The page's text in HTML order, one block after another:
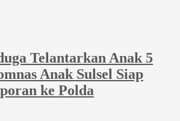
Telantarkan Anak 5
Anak Sulsel Siap
ke Polda